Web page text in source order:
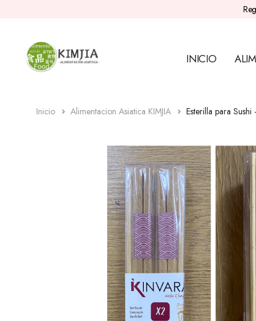
INICIO
Inicio Alimentacion Asiatica KIMJIA Esterilla para